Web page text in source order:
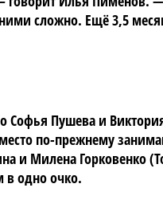
ними сложно. Ещё 3,5
Пушева и
по-прежнему
и Милена Горковенко
в одно очко.